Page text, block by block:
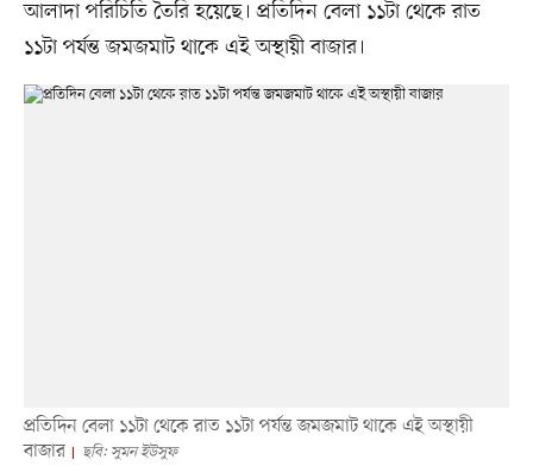
আলাদা পরিচিতি তৈরি হয়েছে। প্রতিদিন বেলা ১১টা থেকে রাত
১১টা পর্যন্ত জমজমাট থাকে এই অস্থায়ী বাজার।
প্রতিদিন বেলা ১১টা থেকে রাত ১১টা পর্যন্ত জমজমাট থাকে এই অস্থায়ী
বাজার
ছবি: সুমন ইউসুফ